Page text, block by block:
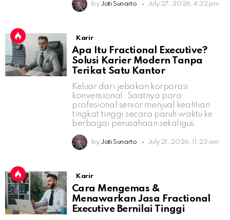
by Jati Sunarto July 27, 2026, 4:32 pm
Karir
Apa Itu Fractional Executive?
Solusi Karier Modern Tanpa
Terikat Satu Kantor
Keluar dari jebakan korporasi
konvensional. Saatnya para
profesional senior menjual keahlian
tingkat tinggi secara paruh waktu ke
berbagai perusahaan sekaligus.
by Jati Sunarto July 21, 2026, 11:23 am
Karir
Cara Mengemas &
Menawarkan Jasa Fractional
Executive Bernilai Tinggi